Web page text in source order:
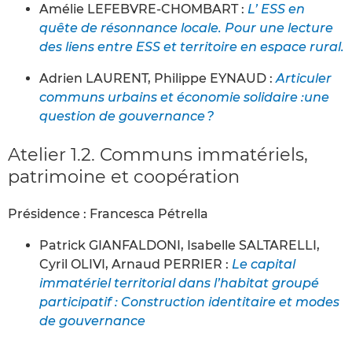
Amélie LEFEBVRE-CHOMBART : L’ ESS en
quête de résonnance locale. Pour une lecture
des liens entre ESS et territoire en espace rural.
Adrien LAURENT, Philippe EYNAUD : Articuler
communs urbains et économie solidaire :une
question de gouvernance ?
Atelier 1.2. Communs immatériels,
patrimoine et coopération
Présidence : Francesca Pétrella
Patrick GIANFALDONI, Isabelle SALTARELLI,
Cyril OLIVI, Arnaud PERRIER : Le capital
immatériel territorial dans l’habitat groupé
participatif : Construction identitaire et modes
de gouvernance